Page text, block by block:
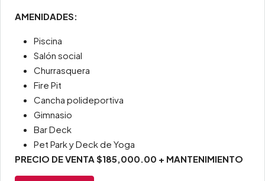
AMENIDADES:
Piscina
Salón social
Churrasquera
Fire Pit
Cancha polideportiva
Gimnasio
Bar Deck
Pet Park y Deck de Yoga
PRECIO DE VENTA $185,000.00 + MANTENIMIENTO